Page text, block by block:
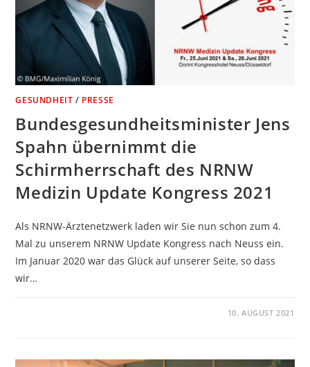
GESUNDHEIT / PRESSE
Bundesgesundheitsminister Jens
Spahn übernimmt die
Schirmherrschaft des NRNW
Medizin Update Kongress 2021
Als NRNW-Ärztenetzwerk laden wir Sie nun schon zum 4.
Mal zu unserem NRNW Update Kongress nach Neuss ein.
Im Januar 2020 war das Glück auf unserer Seite, so dass
wir…
10. AUGUST 2021